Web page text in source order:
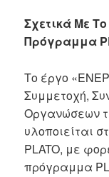
Σχετικά Με
Πρόγραμμα
Το έργο
Συμμετοχή,
Οργανώσεων
υλοποιείται
PLATO, με
πρόγραμμα